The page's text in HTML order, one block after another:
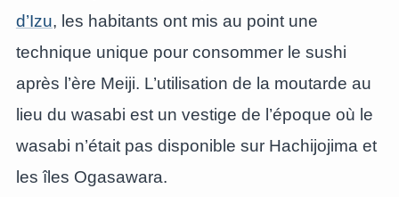
d’Izu, les habitants ont mis au point une
technique unique pour consommer le sushi
après l’ère Meiji. L’utilisation de la moutarde au
lieu du wasabi est un vestige de l’époque où le
wasabi n’était pas disponible sur Hachijojima et
les îles Ogasawara.